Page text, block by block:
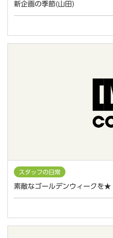
新企画の季節(山田)
スタッフの日常
素敵なゴールデンウィークを★